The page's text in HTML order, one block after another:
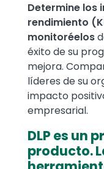
Determine los
rendimiento
monitoréelos
éxito de su
mejora.
líderes de su
impacto
empresarial.
DLP es un
producto.